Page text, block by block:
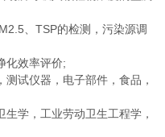
、TSP的检测，污染源调
化效率评价;
试仪器，电子部件，食品，
学，工业劳动卫生工程学，